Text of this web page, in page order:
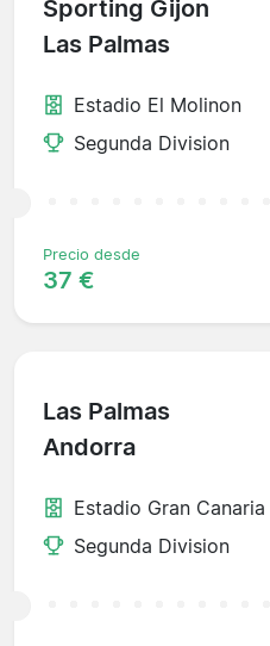
Sporting Gijon
Las Palmas
Estadio El Molinon
Segunda Division
Precio desde
37 €
Las Palmas
Andorra
Estadio Gran Canaria
Segunda Division